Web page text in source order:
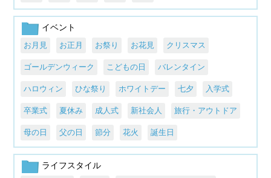
イベント
お月見 お正月 お祭り お花見 クリスマス
ゴールデンウィーク こどもの日 バレンタイン
ハロウィン ひな祭り ホワイトデー 七夕 入学式
卒業式 夏休み 成人式 新社会人 旅行・アウトドア
母の日 父の日 節分 花火 誕生日
ライフスタイル